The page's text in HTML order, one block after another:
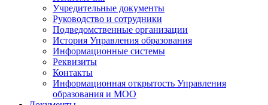
Учредительные документы
Руководство и сотрудники
Подведомственные организации
История Управления образования
Информационные системы
Реквизиты
Контакты
Информационная открытость Управления
образования и МОО